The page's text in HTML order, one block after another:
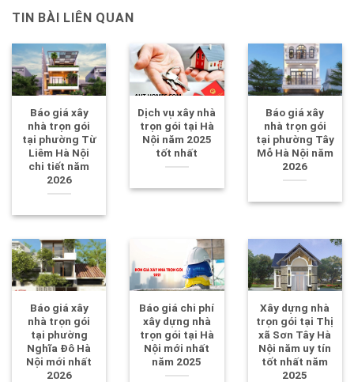
TIN BÀI LIÊN QUAN
Báo giá xây
nhà trọn gói
tại phường Từ
Liêm Hà Nội
chi tiết năm
2026
Dịch vụ xây nhà
trọn gói tại Hà
Nội năm 2025
tốt nhất
Báo giá xây
nhà trọn gói
tại phường Tây
Mỗ Hà Nội năm
2026
Báo giá xây
nhà trọn gói
tại phường
Nghĩa Đô Hà
Nội mới nhất
2026
Báo giá chi phí
xây dựng nhà
trọn gói tại Hà
Nội mới nhất
năm 2025
Xây dựng nhà
trọn gói tại Thị
xã Sơn Tây Hà
Nội năm uy tín
tốt nhất năm
2025